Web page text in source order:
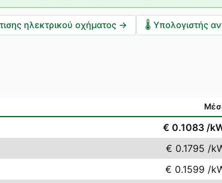
ηλεκτρικού οχήματος → 🌡️ Υπολογιστής
€ 0.1083 /
€ 0.1795 /
€ 0.1599 /